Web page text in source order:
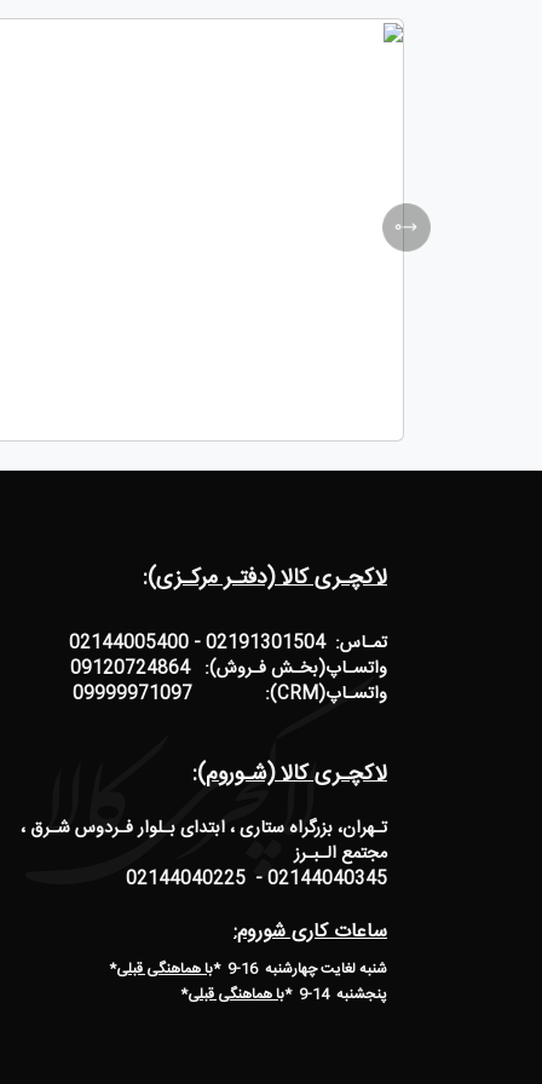
لاکچـری کالا (دفتـر مرکـزی):
تمـاس: 02191301504 - 02144005400
واتسـاپ(بخـش فـروش): 09120724864
واتسـاپ(CRM): 09999971097
لاکچـری کالا (شـوروم):
تـهران، بزرگراه ستاری ، ابتدای بـلوار فـردوس شـرق ،
مجتمع الـبـرز
02144040345 - 02144040225
ساعات کاری شوروم:
شنبه لغایت چهارشنبه 16-9 * با هماهنگی قبلی*
پنجشنبه 14-9
*با هماهنگی قبلی*